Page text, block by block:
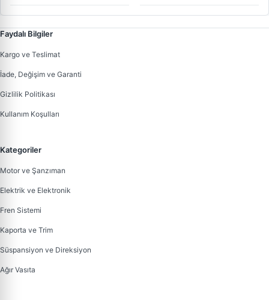
03G198119A
Faydalı Bilgiler
Kargo ve Teslimat
İade, Değişim ve Garanti
Gizlilik Politikası
Kullanım Koşulları
Kategoriler
Motor ve Şanzıman
Elektrik ve Elektronik
Fren Sistemi
Kaporta ve Trim
Süspansiyon ve Direksiyon
Ağır Vasıta